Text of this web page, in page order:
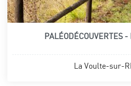
PALÉODÉCOUVERTES
La Voulte-sur-